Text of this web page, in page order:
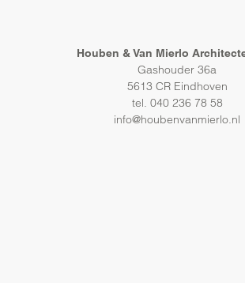
Houben & Van Mierlo
Gashouder 36a
5613 CR Eindhoven
tel. 040 236 78 58
info@houbenvanmierlo.nl